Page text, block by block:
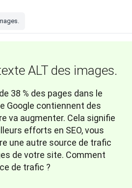
ALT des images.
38 % des pages dans le
Google contiennent des
va augmenter. Cela signifie
efforts en SEO, vous
une autre source de trafic
de votre site. Comment
de trafic ?